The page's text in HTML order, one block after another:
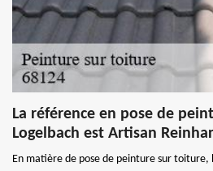
La référence en pose de
Logelbach est Artisan
En matière de pose de peinture sur toiture,